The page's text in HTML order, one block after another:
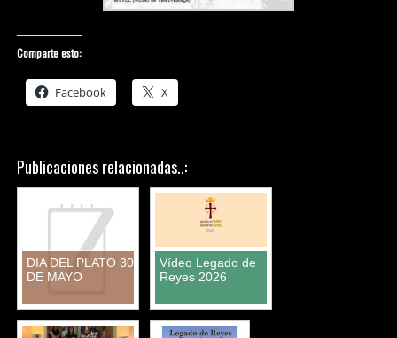
Comparte esto:
Facebook X
Publicaciones relacionadas..:
DIA DEL PLATO 30
DE MAYO
Vídeo Legado de
Reyes 2026